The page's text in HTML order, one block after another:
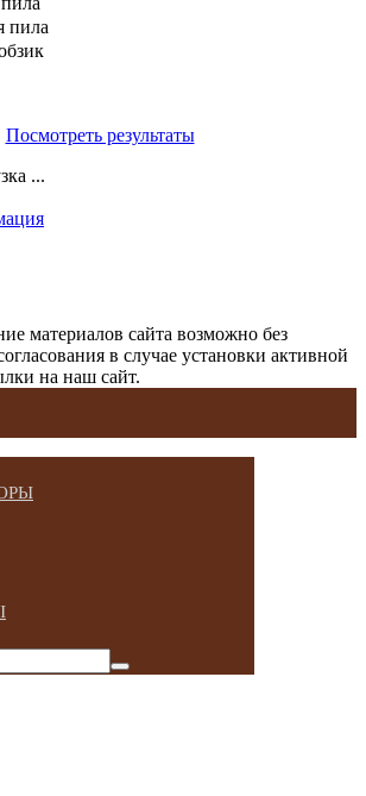
пила
Посмотреть результаты
...
материалов сайта возможно без
в случае установки активной
на наш сайт.